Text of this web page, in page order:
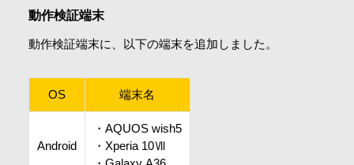
会社情報
採用情報
お問合せ・申込
動作検証端末
動作検証端末に、以下の端末を追加しました。
OS 端末名
Android
・AQUOS wish5
・Xperia 10Ⅶ